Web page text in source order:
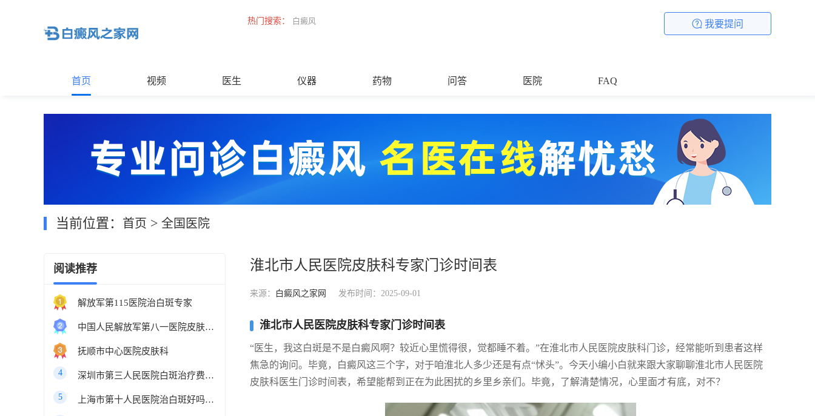
热门搜索： 白癜风 我要提问
首页 视频 医生 仪器 药物 问答 医院 FAQ
当前位置： 首页 > 全国医院
阅读推荐
解放军第115医院治白斑专家
中国人民解放军第八一医院皮肤科最好的医生
抚顺市中心医院皮肤科
4 深圳市第三人民医院白斑治疗费用多少
5 上海市第十人民医院治白斑好吗知乎
淮北市人民医院皮肤科专家门诊时间表
来源： 白癜风之家网 发布时间：2025-09-01
淮北市人民医院皮肤科专家门诊时间表
“医生，我这白斑是不是白癜风啊？较近心里慌得很，觉都睡不着。”在淮北市人民医院皮肤科门诊，经常能听到患者这样
焦急的询问。毕竟，白癜风这三个字，对于咱淮北人多少还是有点“怵头”。今天小编小白就来跟大家聊聊淮北市人民医院
皮肤科医生门诊时间表，希望能帮到正在为此困扰的乡里乡亲们。毕竟，了解清楚情况，心里面才有底，对不？